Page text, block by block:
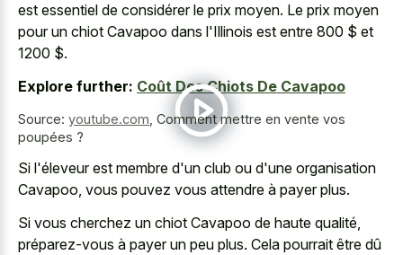
est essentiel de considérer le prix moyen. Le prix moyen
pour un chiot Cavapoo dans l'Illinois est entre 800 $ et
1200 $.
Explore further: Coût Des Chiots De Cavapoo
Source: youtube.com Comment mettre en vente vos
poupées ?
Si l'éleveur est membre d'un club ou d'une organisation
Cavapoo, vous pouvez vous attendre à payer plus.
Si vous cherchez un chiot Cavapoo de haute qualité,
préparez-vous à payer un peu plus. Cela pourrait être dû